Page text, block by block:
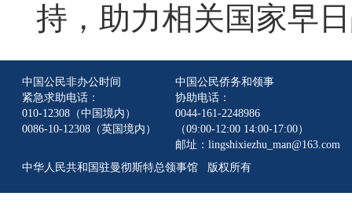
持，助力相关国家早
中国公民非办公时间
紧急求助电话：
010-12308（中国境内）
0086-10-12308（英国境内）
中国公民侨务和领事
协助电话：
0044-161-2248986
（09:00-12:00 14:00-17:00）
邮址：lingshixiezhu_man@163.com
中华人民共和国驻曼彻斯特总领事馆 版权所有